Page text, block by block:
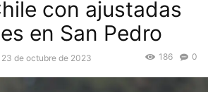
con ajustadas
en San Pedro
23 de octubre de 2023 0
186